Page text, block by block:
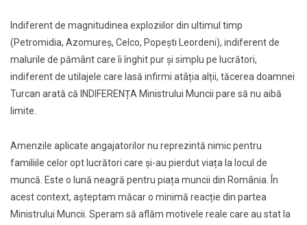
Indiferent de magnitudinea exploziilor din ultimul timp
(Petromidia, Azomureș, Celco, Popești Leordeni), indiferent de
malurile de pământ care îi înghit pur și simplu pe lucrători,
indiferent de utilajele care lasă infirmi atâția alții, tăcerea doamnei
Turcan arată că INDIFERENȚA Ministrului Muncii pare să nu aibă
limite.
Amenzile aplicate angajatorilor nu reprezintă nimic pentru
familiile celor opt lucrători care și-au pierdut viața la locul de
muncă. Este o lună neagră pentru piața muncii din România. În
acest context, așteptam măcar o minimă reacție din partea
Ministrului Muncii. Speram să aflăm motivele reale care au stat la